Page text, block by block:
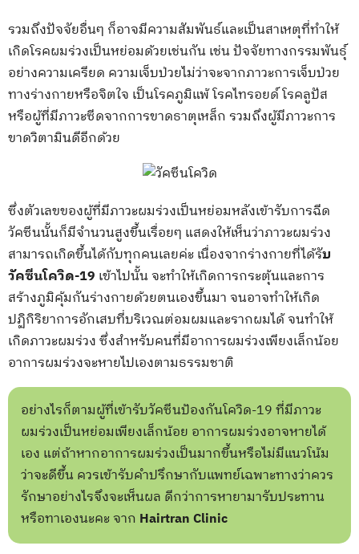
รวมถึงปัจจัยอื่นๆ ก็อาจมีความสัมพันธ์และเป็นสาเหตุที่ทำให้
เกิดโรคผมร่วงเป็นหย่อมด้วยเช่นกัน เช่น ปัจจัยทางกรรมพันธุ์
อย่างความเครียด ความเจ็บป่วยไม่ว่าจะจากภาวะการเจ็บป่วย
ทางร่างกายหรือจิตใจ เป็นโรคภูมิแพ้ โรคไทรอยด์ โรคลูปัส
หรือผู้ที่มีภาวะซีดจากการขาดธาตุเหล็ก รวมถึงผู้มีภาวะการ
ขาดวิตามินดีอีกด้วย
ซึ่งตัวเลขของผู้ที่มีภาวะผมร่วงเป็นหย่อมหลังเข้ารับการฉีด
วัคซีนนั้นก็มีจำนวนสูงขึ้นเรื่อยๆ แสดงให้เห็นว่าภาวะผมร่วง
สามารถเกิดขึ้นได้กับทุกคนเลยค่ะ เนื่องจากร่างกายที่ได้รับ
วัคซีนโควิด-19 เข้าไปนั้น จะทำให้เกิดการกระตุ้นและการ
สร้างภูมิคุ้มกันร่างกายด้วยตนเองขึ้นมา จนอาจทำให้เกิด
ปฏิกิริยาการอักเสบที่บริเวณต่อมผมและรากผมได้ จนทำให้
เกิดภาวะผมร่วง ซึ่งสำหรับคนที่มีอาการผมร่วงเพียงเล็กน้อย
อาการผมร่วงจะหายไปเองตามธรรมชาติ
อย่างไรก็ตามผู้ที่เข้ารับวัคซีนป้องกันโควิด-19 ที่มีภาวะ
ผมร่วงเป็นหย่อมเพียงเล็กน้อย อาการผมร่วงอาจหายได้
เอง แต่ถ้าหากอาการผมร่วงเป็นมากขึ้นหรือไม่มีแนวโน้ม
ว่าจะดีขึ้น ควรเข้ารับคำปรึกษากับแพทย์เฉพาะทางว่าควร
รักษาอย่างไรจึงจะเห็นผล ดีกว่าการหายามารับประทาน
หรือทาเองนะคะ จาก Hairtran Clinic